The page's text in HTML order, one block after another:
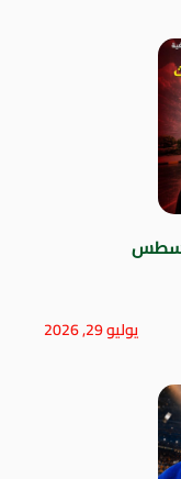
يوليو 29, 2026